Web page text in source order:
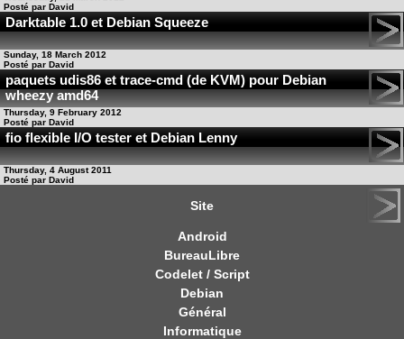
Posté par David
Darktable 1.0 et Debian Squeeze
Sunday, 18 March 2012
Posté par David
paquets udis86 et trace-cmd (de KVM) pour Debian
wheezy amd64
Thursday, 9 February 2012
Posté par David
fio flexible I/O tester et Debian Lenny
Thursday, 4 August 2011
Posté par David
Site
Android
BureauLibre
Codelet / Script
Debian
Général
Informatique